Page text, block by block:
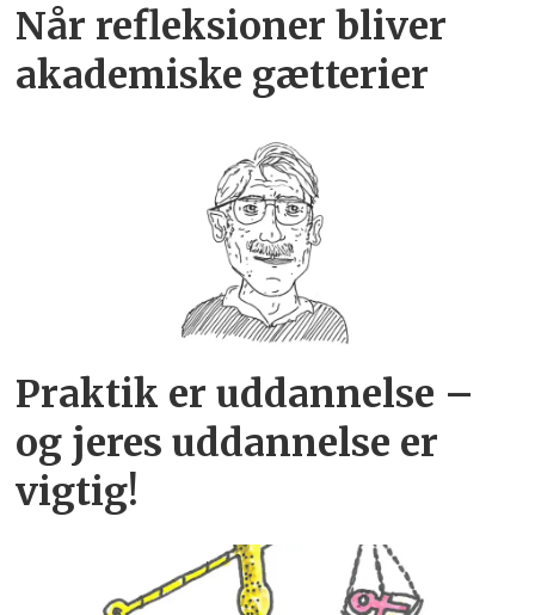
Når refleksioner bliver
akademiske gætterier
Praktik er uddannelse –
og jeres uddannelse er
vigtig!